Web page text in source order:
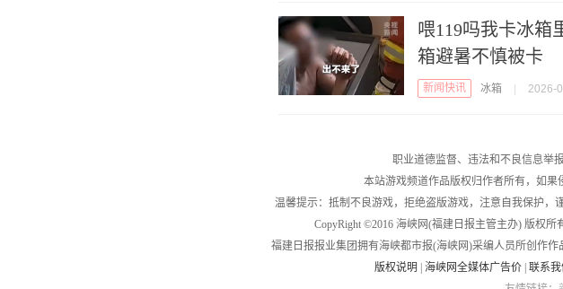
喂119吗我卡冰箱
箱避暑不慎被卡
新闻快讯 冰箱 2026-
职业道德监督、违法和不良信息举报
本站游戏频道作品版权归作者所有，如果
温馨提示：抵制不良游戏，拒绝盗版游戏，注意自我保护，
CopyRight ©2016 海峡网(福建日报主管主办) 版权所
福建日报报业集团拥有海峡都市报(海峡网)采编人员所创作
版权说明
海峡网全媒体广告价 联系我